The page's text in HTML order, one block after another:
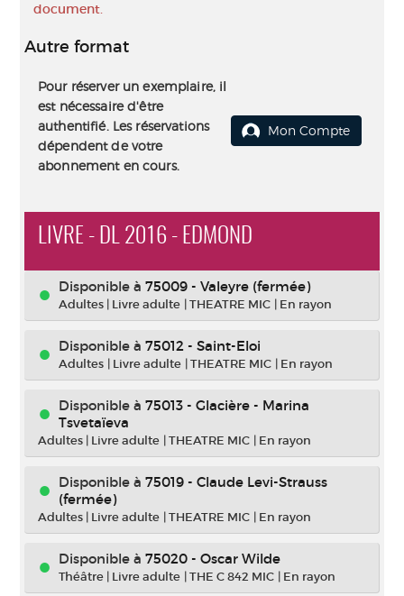
document.
Autre format
Pour réserver un exemplaire, il
est nécessaire d'être
authentifié. Les réservations
dépendent de votre
abonnement en cours.
Mon Compte
LIVRE - DL 2016 - EDMOND
Disponible à 75009 - Valeyre (fermée)
Adultes | Livre adulte |THEATRE MIC | En rayon
Disponible à 75012 - Saint-Eloi
Adultes | Livre adulte |THEATRE MIC | En rayon
Disponible à 75013 - Glacière - Marina
Tsvetaïeva
Adultes | Livre adulte |THEATRE MIC | En rayon
Disponible à 75019 - Claude Levi-Strauss
(fermée)
Adultes | Livre adulte |THEATRE MIC | En rayon
Disponible à 75020 - Oscar Wilde
Théâtre | Livre adulte |THE C 842 MIC | En rayon